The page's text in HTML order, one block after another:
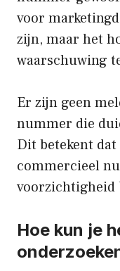
voor
zijn, maar het
waarschuwing
Er zijn geen
nummer die
Dit betekent
commercieel
voorzichtigheid
Hoe kun je